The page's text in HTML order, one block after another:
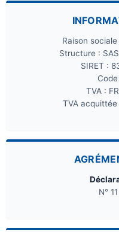
Raison
Structure :
SIRET :
TVA :
TVA
N°